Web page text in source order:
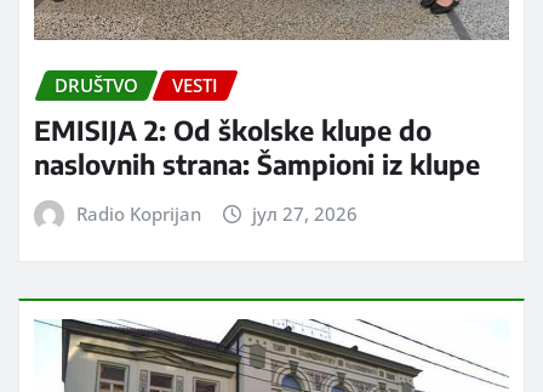
DRUŠTVO VESTI
EMISIJA 2: Od školske klupe do
naslovnih strana: Šampioni iz klupe
Radio Koprijan јул 27, 2026